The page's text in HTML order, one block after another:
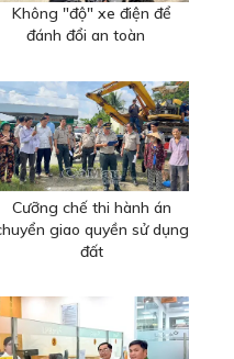
Không "độ" xe điện để
đánh đổi an toàn
Cưỡng chế thi hành án
giao quyền sử dụng
đất